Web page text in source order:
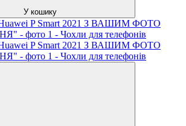
У кошику